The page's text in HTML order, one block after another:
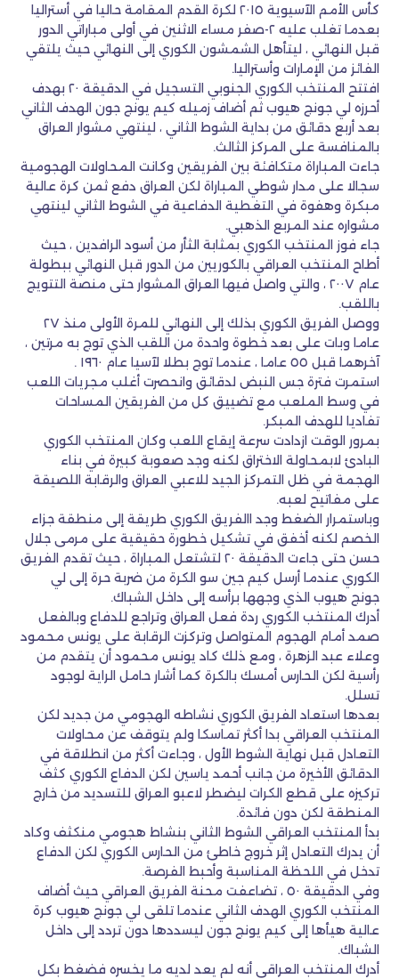
كأس الأمم الآسيوية ٢٠١٥ لكرة القدم المقامة حاليا في أستراليا
بعدما تغلب عليه ٢-صفر مساء الاثنين في أولى مباراتي الدور
قبل النهائي ، ليتأهل الشمشون الكوري إلى النهائي حيث يلتقي
الفائز من الإمارات وأستراليا.
افتتح المنتخب الكوري الجنوبي التسجيل في الدقيقة ٢٠ بهدف
أحرزه لي جونج هيوب ثم أضاف زميله كيم يونج جون الهدف الثاني
بعد أربع دقائق من بداية الشوط الثاني ، لينتهي مشوار العراق
بالمنافسة على المركز الثالث.
جاءت المباراة متكافئة بين الفريقين وكانت المحاولات الهجومية
سجالا على مدار شوطي المباراة لكن العراق دفع ثمن كرة عالية
مبكرة وهفوة في التغطية الدفاعية في الشوط الثاني لينتهي
مشواره عند المربع الذهبي.
جاء فوز المنتخب الكوري بمثابة الثأر من أسود الرافدين ، حيث
أطاح المنتخب العراقي بالكوريين من الدور قبل النهائي ببطولة
عام ٢٠٠٧ ، والتي واصل فيها العراق المشوار حتى منصة التتويج
باللقب.
ووصل الفريق الكوري بذلك إلى النهائي للمرة الأولى منذ ٢٧
عاما وبات على بعد خطوة واحدة من اللقب الذي توج به مرتين ،
آخرهما قبل ٥٥ عاما ، عندما توج بطلا لآسيا عام ١٩٦٠ .
استمرت فترة جس النبض لدقائق وانحصرت أغلب مجريات اللعب
في وسط الملعب مع تضييق كل من الفريقين المساحات
تفاديا للهدف المبكر.
بمرور الوقت ازدادت سرعة إيقاع اللعب وكان المنتخب الكوري
البادئ لابمحاولة الاختراق لكنه وجد صعوبة كبيرة في بناء
الهجمة في ظل التمركز الجيد للاعبي العراق والرقابة اللصيقة
على مفاتيح لعبه.
وباستمرار الضغط وجد االفريق الكوري طريقة إلى منطقة جزاء
الخصم لكنه أخفق في تشكيل خطورة حقيقية على مرمى جلال
حسن حتى جاءت الدقيقة ٢٠ لتشتعل المباراة ، حيث تقدم الفريق
الكوري عندما أرسل كيم جين سو الكرة من ضربة حرة إلى لي
جونج هيوب الذي وجهها برأسه إلى داخل الشباك.
أدرك المنتخب الكوري ردة فعل العراق وتراجع للدفاع وبالفعل
صمد أمام الهجوم المتواصل وتركزت الرقابة على يونس محمود
وعلاء عبد الزهرة ، ومع ذلك كاد يونس محمود أن يتقدم من
رأسية لكن الحارس أمسك بالكرة كما أشار حامل الراية لوجود
تسلل.
بعدها استعاد الفريق الكوري نشاطه الهجومي من جديد لكن
المنتخب العراقي بدا أكثر تماسكا ولم يتوقف عن محاولات
التعادل قبل نهاية الشوط الأول ، وجاءت أكثر من انطلاقة في
الدقائق الأخيرة من جانب أحمد ياسين لكن الدفاع الكوري كثف
تركيزه على قطع الكرات ليضطر لاعبو العراق للتسديد من خارج
المنطقة لكن دون فائدة.
بدأ المنتخب العراقي الشوط الثاني بنشاط هجومي منكثف وكاد
أن يدرك التعادل إثر خروج خاطئ من الحارس الكوري لكن الدفاع
تدخل في اللحظة المناسبة وأحبط الفرصة.
وفي الدقيقة ٥٠ ، تضاعفت محنة الفريق العراقي حيث أضاف
المنتخب الكوري الهدف الثاني عندما تلقى لي جونج هيوب كرة
عالية هيأها إلى كيم يونج جون ليسددها دون تردد إلى داخل
الشباك.
أدرك المنتخب العراقي أنه لم يعد لديه ما يخسره فضغط بكل